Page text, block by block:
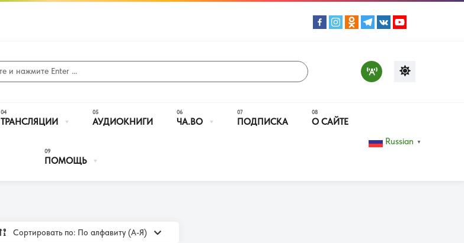
ТРАНСЛЯЦИИ АУДИОКНИГИ ЧА.ВО ПОДПИСКА О САЙТЕ
ПОМОЩЬ
Russian ▼
Сортировать по: По алфавиту (А-Я)